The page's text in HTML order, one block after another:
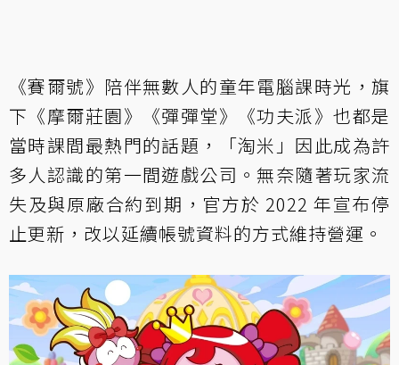
《賽爾號》陪伴無數人的童年電腦課時光，旗
下《摩爾莊園》《彈彈堂》《功夫派》也都是
當時課間最熱門的話題，「淘米」因此成為許
多人認識的第一間遊戲公司。無奈隨著玩家流
失及與原廠合約到期，官方於 2022 年宣布停
止更新，改以延續帳號資料的方式維持營運。